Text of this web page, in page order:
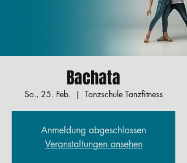
Bachata
So., 25. Feb.
  |
Tanzschule Tanzfitness
Anmeldung abgeschlossen
Veranstaltungen ansehen